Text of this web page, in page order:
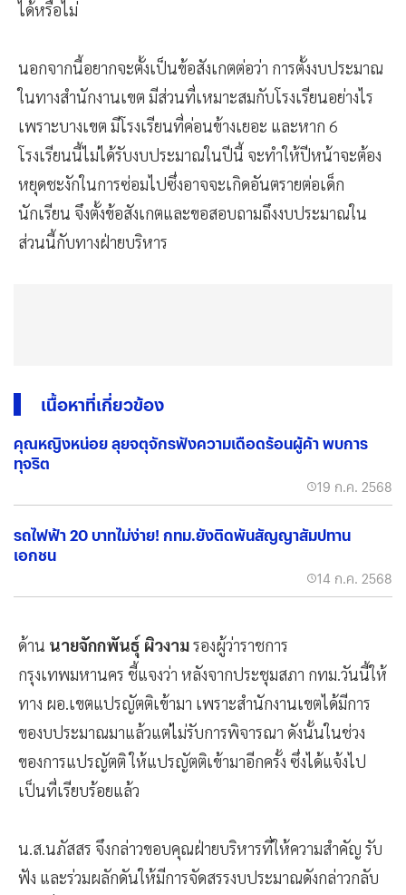
ได้หรือไม่
นอกจากนี้อยากจะตั้งเป็นข้อสังเกตต่อว่า การตั้งงบประมาณ
ในทางสำนักงานเขต มีส่วนที่เหมาะสมกับโรงเรียนอย่างไร
เพราะบางเขต มีโรงเรียนที่ค่อนข้างเยอะ และหาก 6
โรงเรียนนี้ไม่ได้รับงบประมาณในปีนี้ จะทำให้ปีหน้าจะต้อง
หยุดชะงักในการซ่อมไปซึ่งอาจจะเกิดอันตรายต่อเด็ก
นักเรียน จึงตั้งข้อสังเกตและขอสอบถามถึงงบประมาณใน
ส่วนนี้กับทางฝ่ายบริหาร
เนื้อหาที่เกี่ยวข้อง
คุณหญิงหน่อย ลุยจตุจักรฟังความเดือดร้อนผู้ค้า พบการ
ทุจริต
19 ก.ค. 2568
รถไฟฟ้า 20 บาทไม่ง่าย! กทม.ยังติดพันสัญญาสัมปทาน
เอกชน
14 ก.ค. 2568
ด้าน นายจักกพันธุ์ ผิวงามรองผู้ว่าราชการ
กรุงเทพมหานคร ชี้แจงว่า หลังจากประชุมสภา กทม.วันนี้ให้
ทาง ผอ.เขตแปรญัตติเข้ามา เพราะสำนักงานเขตได้มีการ
ของบประมาณมาแล้วแต่ไม่รับการพิจารณา ดังนั้นในช่วง
ของการแปรญัตติ ให้แปรญัตติเข้ามาอีกครั้ง ซึ่งได้แจ้งไป
เป็นที่เรียบร้อยแล้ว
น.ส.นภัสสร จึงกล่าวขอบคุณฝ่ายบริหารที่ให้ความสำคัญ รับ
ฟัง และร่วมผลักดันให้มีการจัดสรรงบประมาณดังกล่าวกลับ